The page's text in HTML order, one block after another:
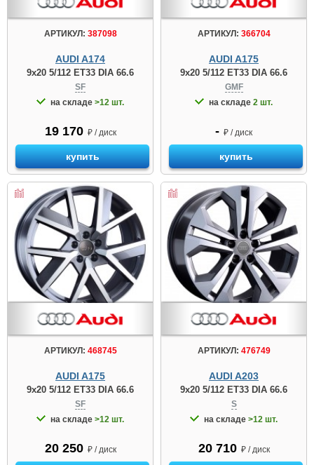
АРТИКУЛ: 387098
AUDI A174
9x20 5/112 ET33 DIA 66.6
SF
на складе >12 шт.
19 170 ₽ / диск
купить
АРТИКУЛ: 366704
AUDI A175
9x20 5/112 ET33 DIA 66.6
GMF
на складе 2 шт.
- ₽ / диск
купить
АРТИКУЛ: 468745
AUDI A175
9x20 5/112 ET33 DIA 66.6
SF
на складе >12 шт.
20 250 ₽ / диск
АРТИКУЛ: 476749
AUDI A203
9x20 5/112 ET33 DIA 66.6
S
на складе >12 шт.
20 710 ₽ / диск